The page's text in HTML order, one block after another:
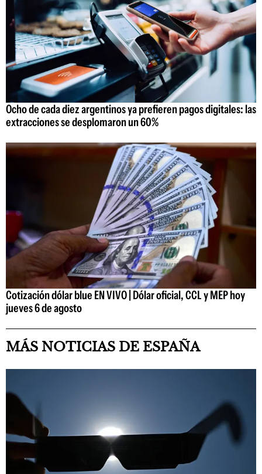
Ocho de cada diez argentinos ya prefieren pagos digitales: las
extracciones se desplomaron un 60%
Cotización dólar blue EN VIVO | Dólar oficial, CCL y MEP hoy
jueves 6 de agosto
MÁS NOTICIAS DE ESPAÑA